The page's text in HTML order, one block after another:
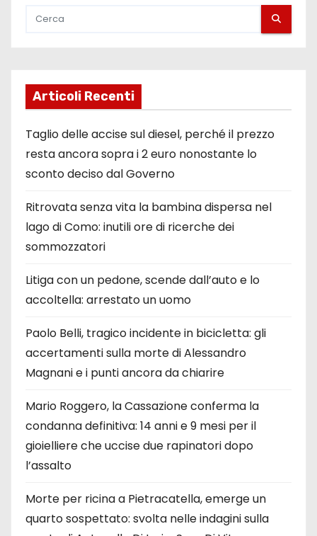
Articoli Recenti
Taglio delle accise sul diesel, perché il prezzo
resta ancora sopra i 2 euro nonostante lo
sconto deciso dal Governo
Ritrovata senza vita la bambina dispersa nel
lago di Como: inutili ore di ricerche dei
sommozzatori
Litiga con un pedone, scende dall’auto e lo
accoltella: arrestato un uomo
Paolo Belli, tragico incidente in bicicletta: gli
accertamenti sulla morte di Alessandro
Magnani e i punti ancora da chiarire
Mario Roggero, la Cassazione conferma la
condanna definitiva: 14 anni e 9 mesi per il
gioielliere che uccise due rapinatori dopo
l’assalto
Morte per ricina a Pietracatella, emerge un
quarto sospettato: svolta nelle indagini sulla